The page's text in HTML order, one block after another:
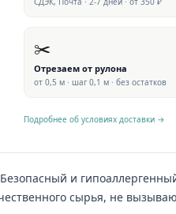
✂️
Отрезаем от рулона
от 0,5 м · шаг 0,1 м · без остатков
Подробнее об условиях доставки →
и
сырья, не